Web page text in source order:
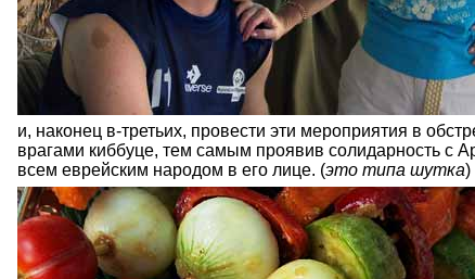
и, наконец в-третьих, провести эти мероприятия в
врагами киббуце, тем самым проявив солидарность с
всем еврейским народом в его лице. (это типа шутка)